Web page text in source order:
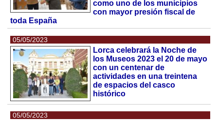
como uno de los municipios
con mayor presión fiscal de
toda España
05/05/2023
Lorca celebrará la Noche de
los Museos 2023 el 20 de mayo
con un centenar de
actividades en una treintena
de espacios del casco
histórico
05/05/2023